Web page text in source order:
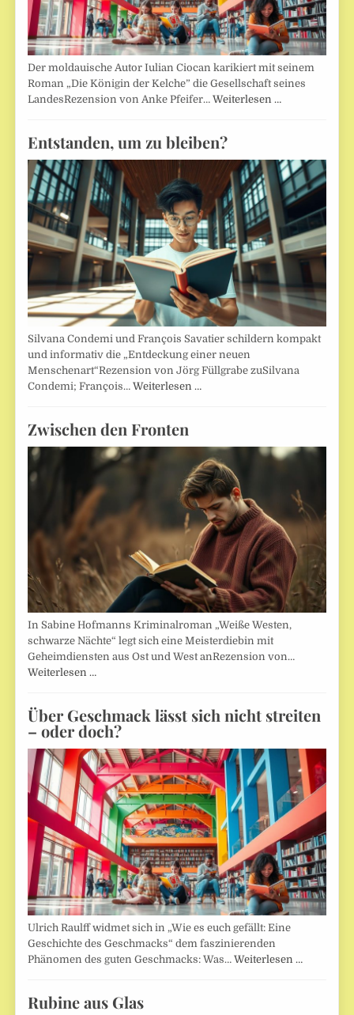
Der moldauische Autor Iulian Ciocan karikiert mit seinem
Roman „Die Königin der Kelche” die Gesellschaft seines
LandesRezension von Anke Pfeifer…Weiterlesen …
Entstanden, um zu bleiben?
Silvana Condemi und François Savatier schildern kompakt
und informativ die „Entdeckung einer neuen
Menschenart“Rezension von Jörg Füllgrabe zuSilvana
Condemi; François…Weiterlesen …
Zwischen den Fronten
In Sabine Hofmanns Kriminalroman „Weiße Westen,
schwarze Nächte“ legt sich eine Meisterdiebin mit
Geheimdiensten aus Ost und West anRezension von…
Weiterlesen …
Über Geschmack lässt sich nicht streiten
– oder doch?
Ulrich Raulff widmet sich in „Wie es euch gefällt: Eine
Geschichte des Geschmacks“ dem faszinierenden
Phänomen des guten Geschmacks: Was…Weiterlesen …
Rubine aus Glas